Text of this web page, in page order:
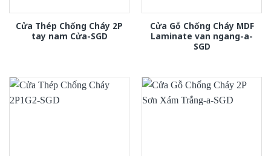
Cửa Thép Chống Cháy 2P
tay nam Cửa-SGD
Cửa Gỗ Chống Cháy MDF
Laminate van ngang-a-
SGD